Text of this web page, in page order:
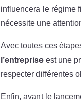
influencera le régime
nécessite une
Avec toutes ces
l’entreprise est une
respecter différentes
Enfin, avant le